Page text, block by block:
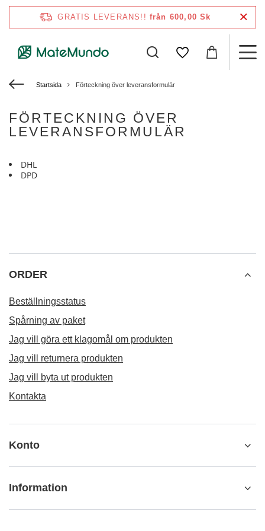
GRATIS LEVERANS!! från 600,00 Sk
Startsida Förteckning över leveransformulär
FÖRTECKNING ÖVER
LEVERANSFORMULÄR
DHL
DPD
ORDER
Beställningsstatus
Spårning av paket
Jag vill göra ett klagomål om produkten
Jag vill returnera produkten
Jag vill byta ut produkten
Kontakta
Konto
Information